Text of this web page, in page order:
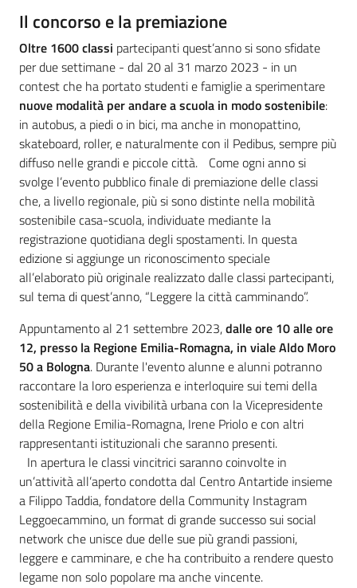
Il concorso e la premiazione
Oltre 1600classi partecipanti quest’anno si sono sfidate
per due settimane - dal 20 al 31 marzo 2023 - in un
contest che ha portato studenti e famiglie a sperimentare
nuove modalità per andare a scuola in modo sostenibile:
in autobus, a piedi o in bici, ma anche in monopattino,
skateboard, roller, e naturalmente con il Pedibus, sempre più
diffuso nelle grandi e piccole città. Come ogni anno si
svolge l’evento pubblico finale di premiazione delle classi
che, a livello regionale, più si sono distinte nella mobilità
sostenibile casa-scuola, individuate mediante la
registrazione quotidiana degli spostamenti. In questa
edizione si aggiunge un riconoscimento speciale
all’elaborato più originale realizzato dalle classi partecipanti,
sul tema di quest’anno, “Leggere la città camminando”.
Appuntamento al 21 settembre 2023,dalle ore 10 alle ore
12, presso la Regione Emilia-Romagna, in viale Aldo Moro
50 a Bologna. Durante l'evento alunne e alunni potranno
raccontare la loro esperienza e interloquire sui temi della
sostenibilità e della vivibilità urbana con la Vicepresidente
della Regione Emilia-Romagna, Irene Priolo e con altri
rappresentanti istituzionali che saranno presenti.
In apertura le classi vincitrici saranno coinvolte in
un’attività all’aperto condotta dal Centro Antartide insieme
a Filippo Taddia, fondatore della Community Instagram
Leggoecammino, un format di grande successo sui social
network che unisce due delle sue più grandi passioni,
leggere e camminare, e che ha contribuito a rendere questo
legame non solo popolare ma anche vincente.